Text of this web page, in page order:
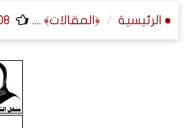
قائمة مُحدَّثة : ● الرئيسية ﴿المقالات﴾ .... 08- القسم الثامن : الثقافة